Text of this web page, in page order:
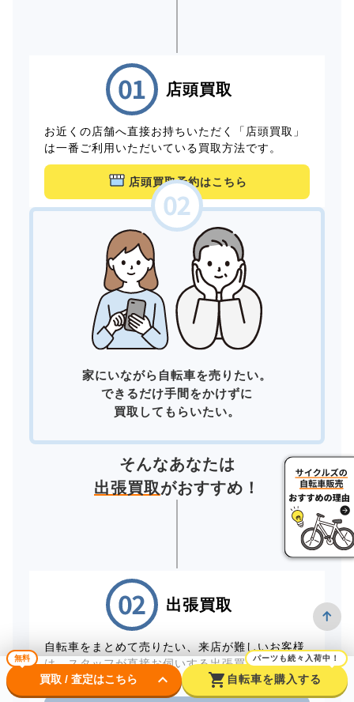
店頭買取
お近くの店舗へ直接お持ちいただく「店頭買取」
は一番ご利用いただいている買取方法です。
店頭買取予約はこちら
家にいながら自転車を売りたい。
できるだけ手間をかけずに
買取してもらいたい。
そんなあなたは
出張買取がおすすめ！
出張買取
自転車をまとめて売りたい、来店が難しいお客様
は、スタッフが直接お伺いする出張買取をご利用
ください。
無料
買取 / 査定はこちら keyboard_arrow_down shopping_cart
パーツも続々入荷中！
自転車を購入する